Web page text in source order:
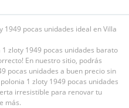
1949 pocas unidades ideal en Villa
zloty 1949 pocas unidades barato
En nuestro sitio, podrás
pocas unidades a buen precio sin
1 zloty 1949 pocas unidades
irresistible para renovar tu
más.